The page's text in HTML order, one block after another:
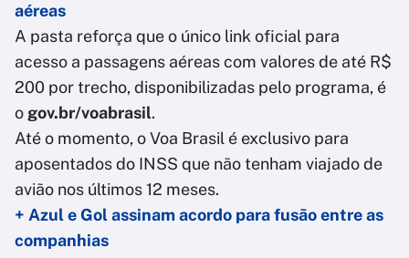
aéreas
A pasta reforça que o único link oficial para
acesso a passagens aéreas com valores de até R$
200 por trecho, disponibilizadas pelo programa, é
o gov.br/voabrasil.
Até o momento, o Voa Brasil é exclusivo para
aposentados do INSS que não tenham viajado de
avião nos últimos 12 meses.
+ Azul e Gol assinam acordo para fusão entre as
companhias